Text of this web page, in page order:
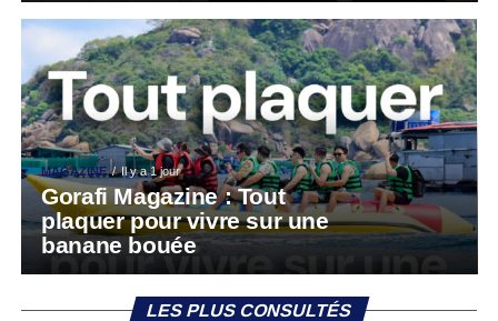
MAGAZINE Il y a 1 jour
Gorafi Magazine : Tout
plaquer pour vivre sur une
banane bouée
LES PLUS CONSULTÉS